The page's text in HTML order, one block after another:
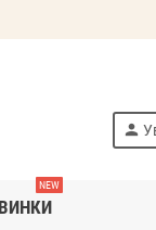
person
NEW